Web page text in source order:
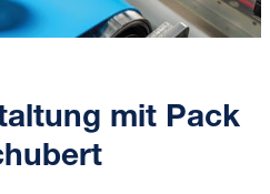
mitPack